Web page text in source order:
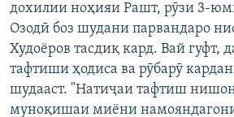
дохилии ноҳияи Рашт, рӯзи 3-
Озодӣ боз шудани парвандаро
Худоёров тасдиқ кард. Вай гуфт,
тафтиши ҳодиса ва рӯбарӯ
шудааст. "Натиҷаи тафтиш
муноқишаи миёни